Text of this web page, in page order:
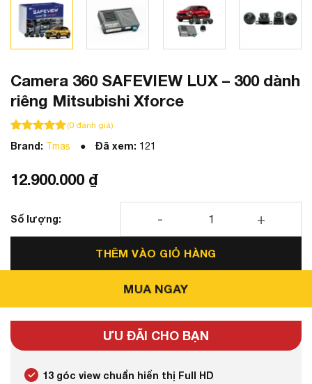
Camera 360 SAFEVIEW LUX – 300 dành
riêng Mitsubishi Xforce
100trên 5 dựa trên
100 đánh giá
(0đánh giá)
Brand: Tmas Đã xem: 121
12.900.000 ₫
Camera 360 SAFEVIEW LUX - 300 dành riêng Mitsubishi
THÊM VÀO GIỎ HÀNG
MUA NGAY
ƯU ĐÃI CHO BẠN
13 góc view chuẩn hiển thị Full HD